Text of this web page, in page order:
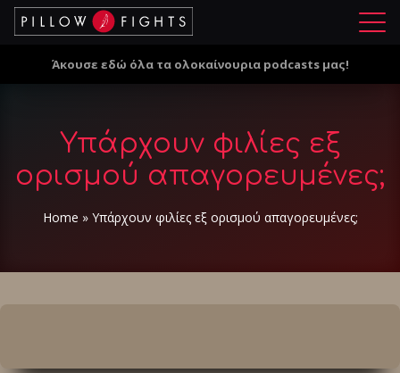
Μ
ο
Άκουσε εδώ όλα τα ολοκαίνουρια podcasts μας!
Υπάρχουν φιλίες εξ
ορισμού απαγορευμένες;
Home » Υπάρχουν φιλίες εξ ορισμού απαγορευμένες;